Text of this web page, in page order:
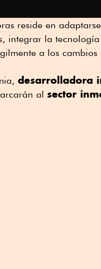
reside en
integrar la
a los cambios
desarrolladora
al sector